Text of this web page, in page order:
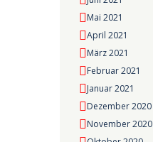
Mai 2021
April 2021
März 2021
Februar 2021
Januar 2021
Dezember 2020
November 2020